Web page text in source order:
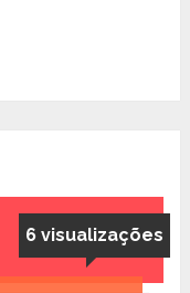
6 visualizações